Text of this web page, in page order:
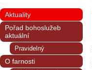
Aktuality
Pořad bohoslužeb
aktuální
Pravidelný
O farnosti